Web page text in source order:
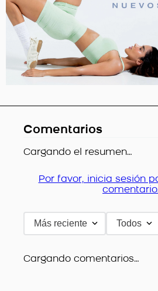
Comentarios
Cargando el resumen…
Por favor, inicia sesión
Más reciente Todos
Cargando comentarios…